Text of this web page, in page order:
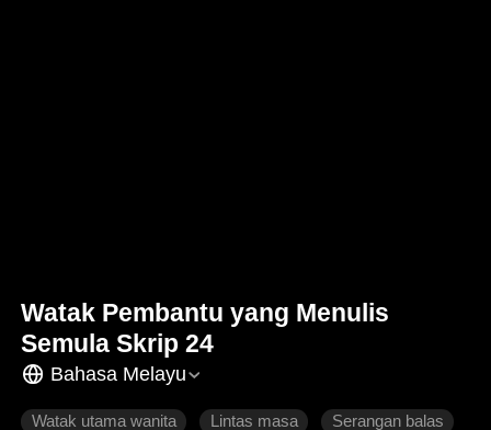
Watak Pembantu yang Menulis
Semula Skrip 24
Bahasa Melayu
Watak utama wanita Lintas masa Serangan balas